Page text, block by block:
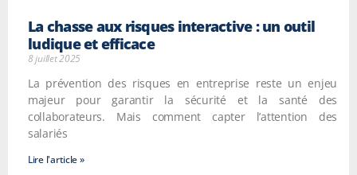
La chasse aux risques interactive : un outil
ludique et efficace
8 juillet 2025
La prévention des risques en entreprise reste un enjeu
majeur pour garantir la sécurité et la santé des
collaborateurs. Mais comment capter l’attention des
salariés
Lire l'article »